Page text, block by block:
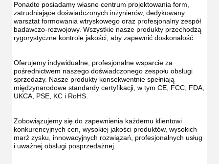
Ponadto posiadamy własne centrum projektowania form,
zatrudniające doświadczonych inżynierów, dedykowany
warsztat formowania wtryskowego oraz profesjonalny zespół
badawczo-rozwojowy. Wszystkie nasze produkty przechodzą
rygorystyczne kontrole jakości, aby zapewnić doskonałość.
Oferujemy indywidualne, profesjonalne wsparcie za
pośrednictwem naszego doświadczonego zespołu obsługi
sprzedaży. Nasze produkty konsekwentnie spełniają
międzynarodowe standardy certyfikacji, w tym CE, FCC, FDA,
UKCA, PSE, KC i RoHS.
Zobowiązujemy się do zapewnienia każdemu klientowi
konkurencyjnych cen, wysokiej jakości produktów, wysokich
marż zysku, innowacyjnych rozwiązań, profesjonalnych usług
i uważnej obsługi posprzedażnej.